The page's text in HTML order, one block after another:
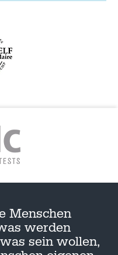
Menschen
werden
sein wollen,